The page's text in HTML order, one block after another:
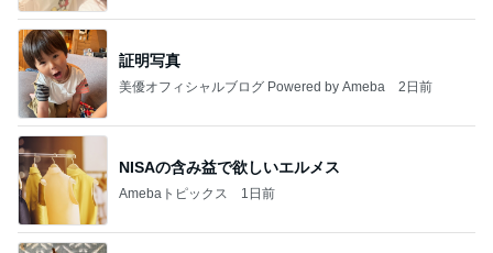
証明写真
美優オフィシャルブログ Powered by Ameba 2日前
NISAの含み益で欲しいエルメス
Amebaトピックス 1日前